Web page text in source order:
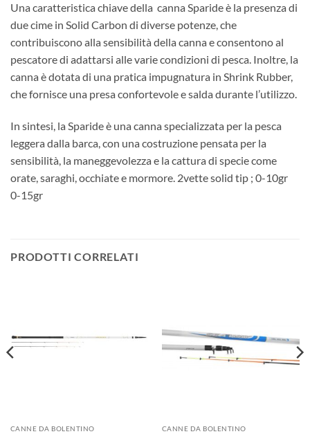
Una caratteristica chiave della canna Sparide è la presenza di
due cime in Solid Carbon di diverse potenze, che
contribuiscono alla sensibilità della canna e consentono al
pescatore di adattarsi alle varie condizioni di pesca. Inoltre, la
canna è dotata di una pratica impugnatura in Shrink Rubber,
che fornisce una presa confortevole e salda durante l’utilizzo.
In sintesi, la Sparide è una canna specializzata per la pesca
leggera dalla barca, con una costruzione pensata per la
sensibilità, la maneggevolezza e la cattura di specie come
orate, saraghi, occhiate e mormore. 2vette solid tip ; 0-10gr
0-15gr
PRODOTTI CORRELATI
CANNE DA BOLENTINO CANNE DA BOLENTINO